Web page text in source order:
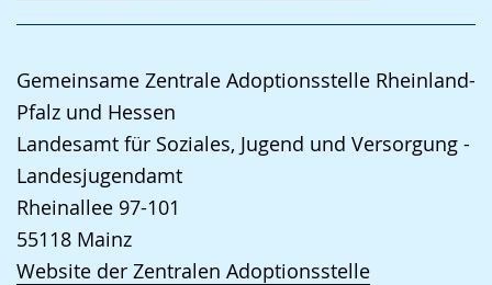
Gemeinsame Zentrale Adoptionsstelle Rheinland-
Pfalz und Hessen
Landesamt für Soziales, Jugend und Versorgung -
Landesjugendamt
Rheinallee 97-101
55118 Mainz
Website der Zentralen Adoptionsstelle